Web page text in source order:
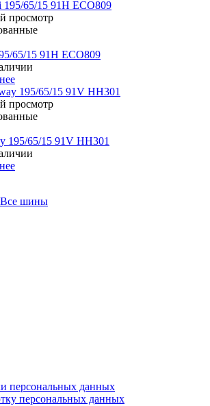
просмотр
65/15 91H ECO809
просмотр
195/65/15 91V HH301
Все шины
персональных данных
персональных данных